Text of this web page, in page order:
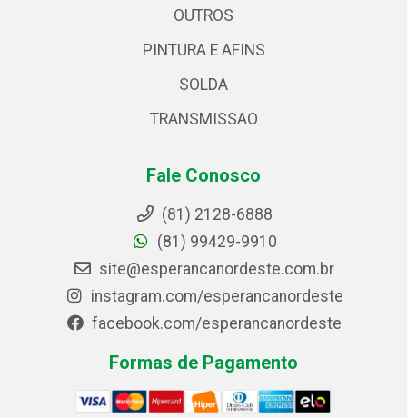
OUTROS
PINTURA E AFINS
SOLDA
TRANSMISSAO
Fale Conosco
(81) 2128-6888
(81) 99429-9910
site@esperancanordeste.com.br
instagram.com/esperancanordeste
facebook.com/esperancanordeste
Formas de Pagamento